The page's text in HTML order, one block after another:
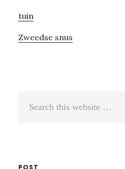
tuin
Zweedse snus
POST